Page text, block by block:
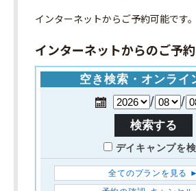
インターネットからご予約可能です。
インターネットからのご予約